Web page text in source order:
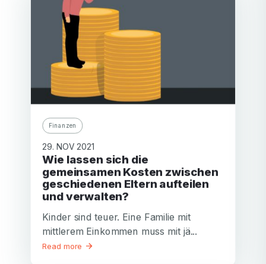
Finanzen
29. NOV 2021
Wie lassen sich die
gemeinsamen Kosten zwischen
geschiedenen Eltern aufteilen
und verwalten?
Kinder sind teuer. Eine Familie mit
mittlerem Einkommen muss mit jä...
Read more